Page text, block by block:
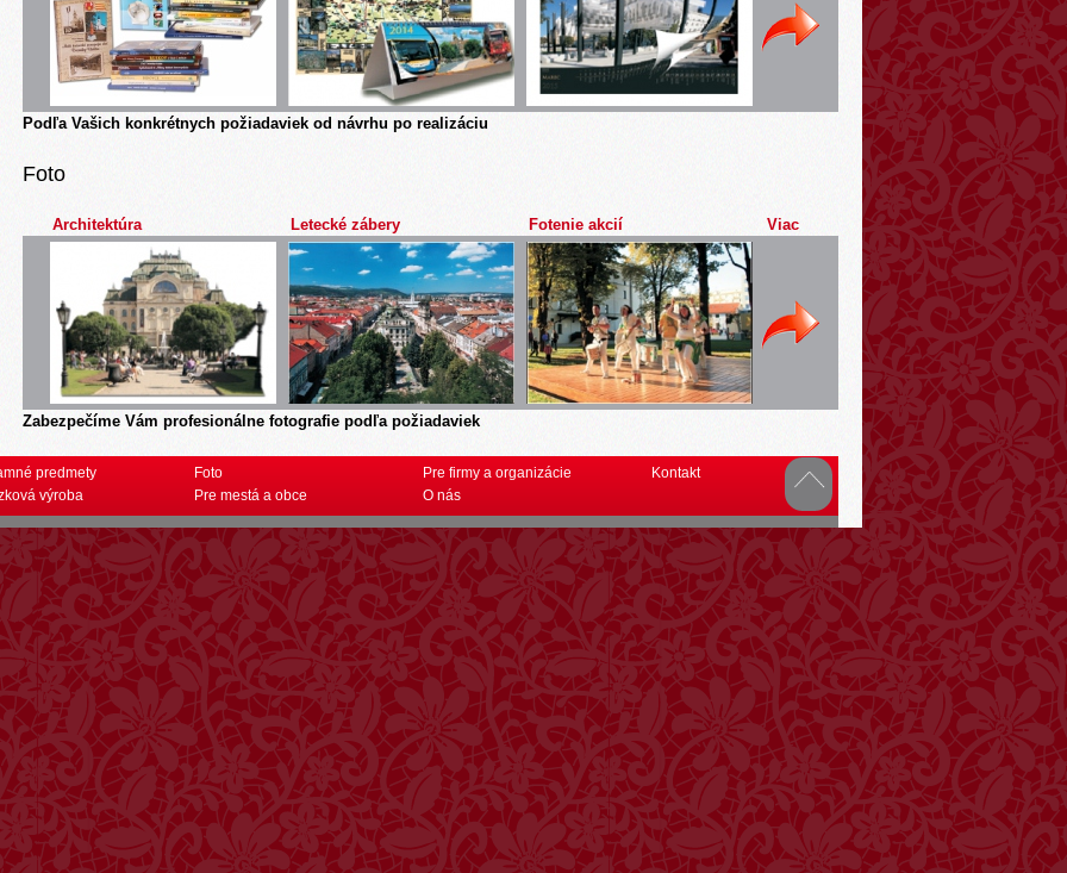
Podľa Vašich konkrétnych požiadaviek od návrhu po realizáciu
Foto
Architektúra Letecké zábery Fotenie akcií Viac
Zabezpečíme Vám profesionálne fotografie podľa požiadaviek
predmety
výroba
Foto
Pre mestá a obce
Pre firmy a organizácie
O nás
Kontakt